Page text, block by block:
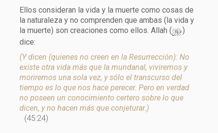
Ellos consideran la vida y la muerte como cosas de
la naturaleza y no comprenden que ambas (la vida y
la muerte) son creaciones como ellos. Allah (y)
dice:
(Y dicen (quienes no creen en la Resurrección): No
existe otra vida más que la mundanal, viviremos y
moriremos una sola vez, y sólo el transcurso del
tiempo es lo que nos hace perecer. Pero en verdad
no poseen un conocimiento certero sobre lo que
dicen, y no hacen más que conjeturar.)
(45:24)